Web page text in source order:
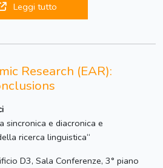
Leggi tutto
Research (EAR):
sincronica e diacronica e
ricerca linguistica“
D3, Sala Conferenze, 3° piano